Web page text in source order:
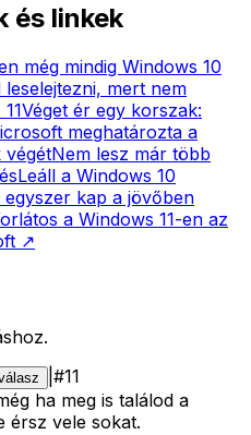
és linkek
még mindig Windows 10
mert nem
Véget ér egy korszak:
meghatározta a
végétNem lesz már több
Leáll a Windows 10
egyszer kap a jövőben
a Windows 11-en az
↗
#11
ha meg is találod a
érsz vele sokat.